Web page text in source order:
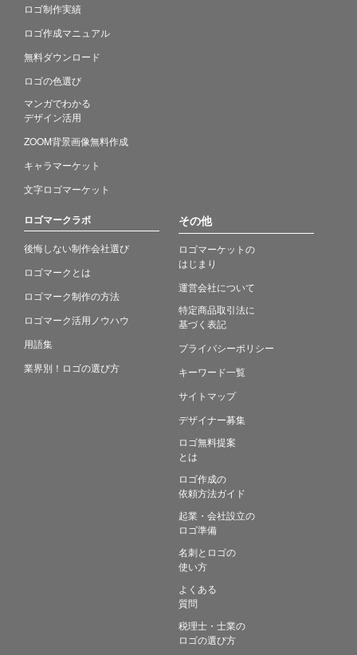
ロゴ制作実績
ロゴ作成マニュアル
無料ダウンロード
ロゴの色選び
マンガでわかる
デザイン活用
ZOOM背景画像無料作成
キャラマーケット
文字ロゴマーケット
ロゴマークラボ
後悔しない制作会社選び
ロゴマークとは
ロゴマーク制作の方法
ロゴマーク活用ノウハウ
用語集
業界別！ロゴの選び方
その他
ロゴマーケットの
はじまり
運営会社について
特定商品取引法に
基づく表記
プライバシーポリシー
キーワード一覧
サイトマップ
デザイナー募集
ロゴ無料提案
とは
ロゴ作成の
依頼方法ガイド
起業・会社設立の
ロゴ準備
名刺とロゴの
使い方
よくある
質問
税理士・士業の
ロゴの選び方